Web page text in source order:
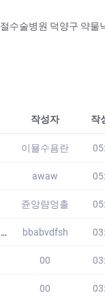
작성자 작
이묠수욤란
awaw
쥰앙럄엉촐
bbabvdfsh
00
00